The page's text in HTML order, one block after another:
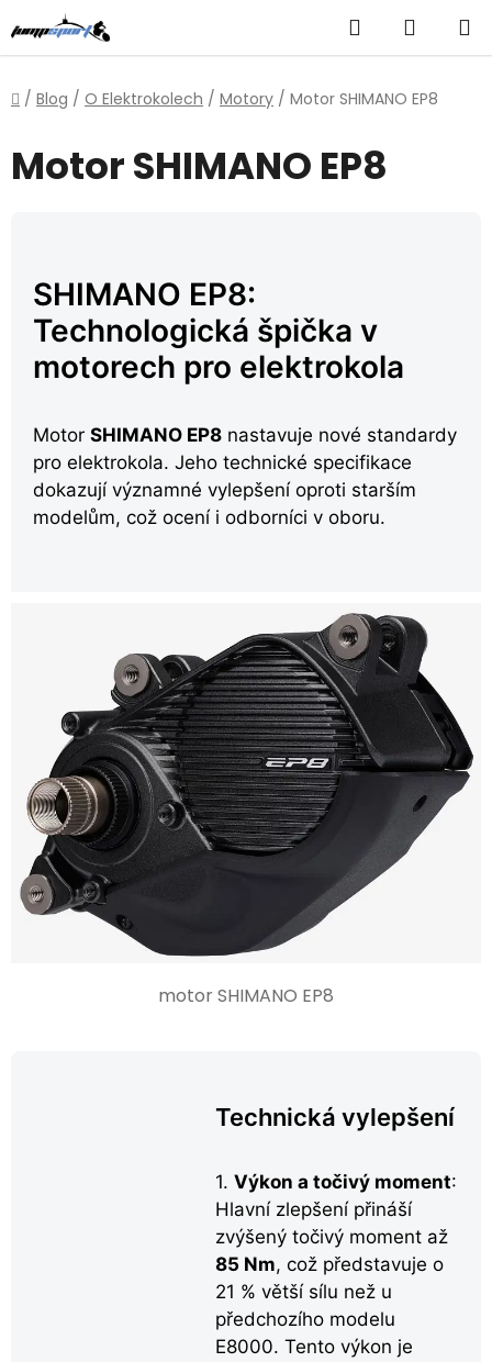
na
obsah
Hledat
KOŠÍK
Domů
/ Blog / O Elektrokolech / Motory / Motor SHIMANO EP8
Motor SHIMANO EP8
SHIMANO EP8:
Technologická špička v
motorech pro elektrokola
Motor SHIMANO EP8 nastavuje nové standardy
pro elektrokola. Jeho technické specifikace
dokazují významné vylepšení oproti starším
modelům, což ocení i odborníci v oboru.
motor SHIMANO EP8
Technická vylepšení
1. Výkon a točivý moment:
Hlavní zlepšení přináší
zvýšený točivý moment až
85 Nm, což představuje o
21 % větší sílu než u
předchozího modelu
E8000. Tento výkon je